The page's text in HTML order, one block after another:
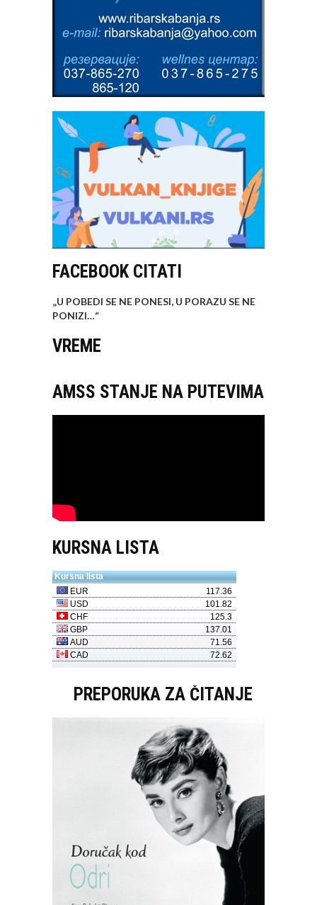
FACEBOOK CITATI
„U POBEDI SE NE PONESI, U PORAZU SE NE
PONIZI…“
VREME
AMSS STANJE NA PUTEVIMA
KURSNA LISTA
PREPORUKA ZA ČITANJE